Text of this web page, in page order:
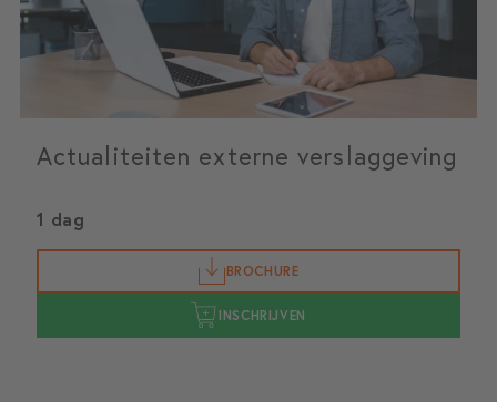
Actualiteiten externe verslaggeving
1 dag
BROCHURE
INSCHRIJVEN